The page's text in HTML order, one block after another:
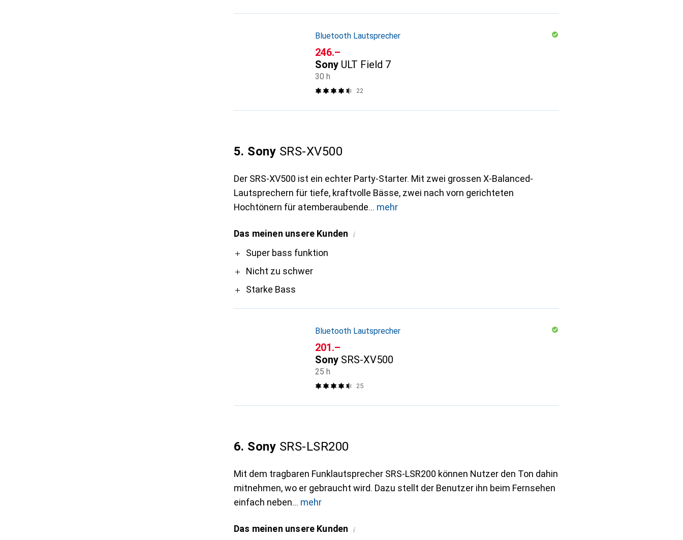
Bluetooth Lautsprecher
CHF
246.–
Sony ULT Field 7
30 h
22
5. Sony SRS-XV500
Der SRS-XV500 ist ein echter Party-Starter. Mit zwei grossen X-Balanced-
Lautsprechern für tiefe, kraftvolle Bässe, zwei nach vorn gerichteten
Hochtönern für atemberaubende
mehr
Das meinen unsere Kunden i
ProSuper bass funktion
Nicht zu schwer
Starke Bass
Bluetooth Lautsprecher
CHF
201.–
Sony SRS-XV500
25 h
25
6. Sony SRS-LSR200
Mit dem tragbaren Funklautsprecher SRS-LSR200 können Nutzer den Ton dahin
mitnehmen, wo er gebraucht wird. Dazu stellt der Benutzer ihn beim Fernsehen
einfach neben
mehr
Das meinen unsere Kunden i